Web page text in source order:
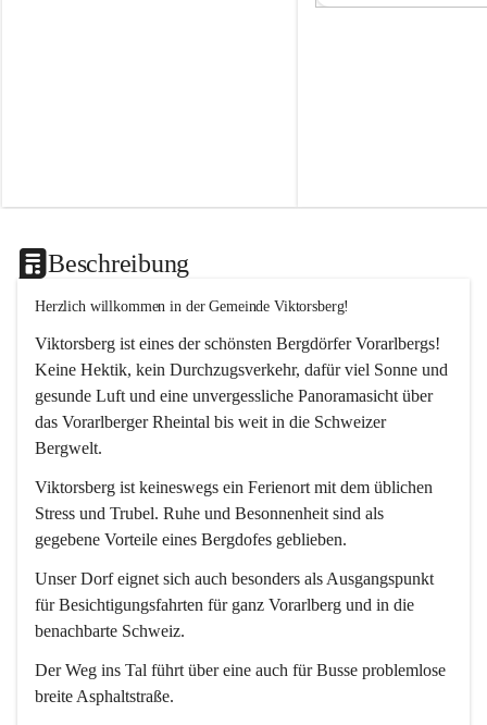
Beschreibung
Herzlich willkommen in der Gemeinde Viktorsberg!
Viktorsberg ist eines der schönsten Bergdörfer Vorarlbergs!
Keine Hektik, kein Durchzugsverkehr, dafür viel Sonne und
gesunde Luft und eine unvergessliche Panoramasicht über
das Vorarlberger Rheintal bis weit in die Schweizer
Bergwelt.
Viktorsberg ist keineswegs ein Ferienort mit dem üblichen
Stress und Trubel. Ruhe und Besonnenheit sind als
gegebene Vorteile eines Bergdofes geblieben.
Unser Dorf eignet sich auch besonders als Ausgangspunkt
für Besichtigungsfahrten für ganz Vorarlberg und in die
benachbarte Schweiz.
Der Weg ins Tal führt über eine auch für Busse problemlose
breite Asphaltstraße.